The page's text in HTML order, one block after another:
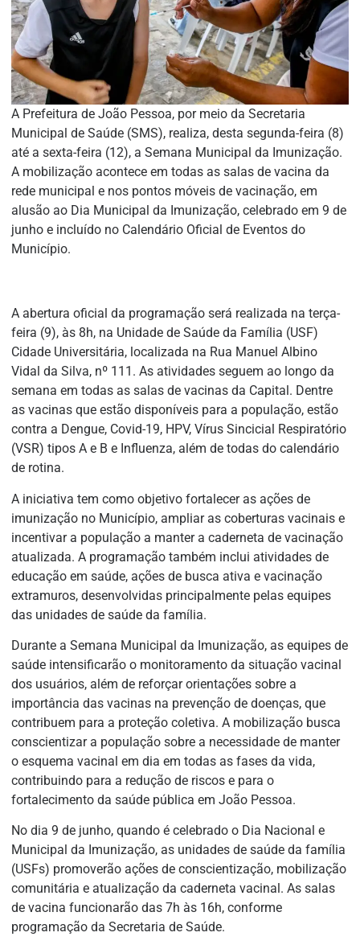
A Prefeitura de João Pessoa, por meio da Secretaria
Municipal de Saúde (SMS), realiza, desta segunda-feira (8)
até a sexta-feira (12), a Semana Municipal da Imunização.
A mobilização acontece em todas as salas de vacina da
rede municipal e nos pontos móveis de vacinação, em
alusão ao Dia Municipal da Imunização, celebrado em 9 de
junho e incluído no Calendário Oficial de Eventos do
Município.
A abertura oficial da programação será realizada na terça-
feira (9), às 8h, na Unidade de Saúde da Família (USF)
Cidade Universitária, localizada na Rua Manuel Albino
Vidal da Silva, nº 111. As atividades seguem ao longo da
semana em todas as salas de vacinas da Capital. Dentre
as vacinas que estão disponíveis para a população, estão
contra a Dengue, Covid-19, HPV, Vírus Sincicial Respiratório
(VSR) tipos A e B e Influenza, além de todas do calendário
de rotina.
A iniciativa tem como objetivo fortalecer as ações de
imunização no Município, ampliar as coberturas vacinais e
incentivar a população a manter a caderneta de vacinação
atualizada. A programação também inclui atividades de
educação em saúde, ações de busca ativa e vacinação
extramuros, desenvolvidas principalmente pelas equipes
das unidades de saúde da família.
Durante a Semana Municipal da Imunização, as equipes de
saúde intensificarão o monitoramento da situação vacinal
dos usuários, além de reforçar orientações sobre a
importância das vacinas na prevenção de doenças, que
contribuem para a proteção coletiva. A mobilização busca
conscientizar a população sobre a necessidade de manter
o esquema vacinal em dia em todas as fases da vida,
contribuindo para a redução de riscos e para o
fortalecimento da saúde pública em João Pessoa.
No dia 9 de junho, quando é celebrado o Dia Nacional e
Municipal da Imunização, as unidades de saúde da família
(USFs) promoverão ações de conscientização, mobilização
comunitária e atualização da caderneta vacinal. As salas
de vacina funcionarão das 7h às 16h, conforme
programação da Secretaria de Saúde.